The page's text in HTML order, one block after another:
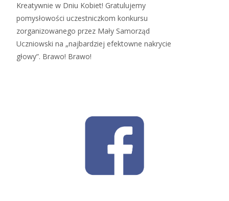
Kreatywnie w Dniu Kobiet! Gratulujemy
pomysłowości uczestniczkom konkursu
zorganizowanego przez Mały Samorząd
Uczniowski na „najbardziej efektowne nakrycie
głowy”. Brawo! Brawo!